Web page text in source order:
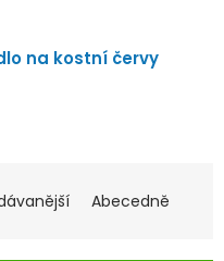
na kostní červy
Abecedně